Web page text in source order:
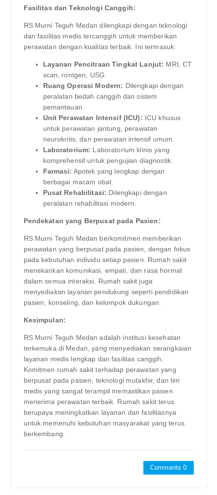
Fasilitas dan Teknologi Canggih:
RS Murni Teguh Medan dilengkapi dengan teknologi
dan fasilitas medis tercanggih untuk memberikan
perawatan dengan kualitas terbaik. Ini termasuk:
Layanan Pencitraan Tingkat Lanjut: MRI, CT
scan, rontgen, USG.
Ruang Operasi Modern: Dilengkapi dengan
peralatan bedah canggih dan sistem
pemantauan.
Unit Perawatan Intensif (ICU): ICU khusus
untuk perawatan jantung, perawatan
neurokritis, dan perawatan intensif umum.
Laboratorium: Laboratorium klinis yang
komprehensif untuk pengujian diagnostik.
Farmasi: Apotek yang lengkap dengan
berbagai macam obat.
Pusat Rehabilitasi: Dilengkapi dengan
peralatan rehabilitasi modern.
Pendekatan yang Berpusat pada Pasien:
RS Murni Teguh Medan berkomitmen memberikan
perawatan yang berpusat pada pasien, dengan fokus
pada kebutuhan individu setiap pasien. Rumah sakit
menekankan komunikasi, empati, dan rasa hormat
dalam semua interaksi. Rumah sakit juga
menyediakan layanan pendukung seperti pendidikan
pasien, konseling, dan kelompok dukungan.
Kesimpulan:
RS Murni Teguh Medan adalah institusi kesehatan
terkemuka di Medan, yang menyediakan serangkaian
layanan medis lengkap dan fasilitas canggih.
Komitmen rumah sakit terhadap perawatan yang
berpusat pada pasien, teknologi mutakhir, dan tim
medis yang sangat terampil memastikan pasien
menerima perawatan terbaik. Rumah sakit terus
berupaya meningkatkan layanan dan fasilitasnya
untuk memenuhi kebutuhan masyarakat yang terus
berkembang.
Comments 0